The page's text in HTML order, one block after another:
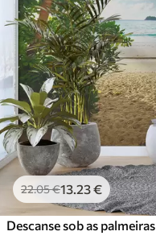
Premium
56.6734.00€/m²
Vinil Premium
65.0039.00 €/m²
Peel and Stick
81.6749.00€/m²
22.05€13 .23€
Descanse sob as palmeiras